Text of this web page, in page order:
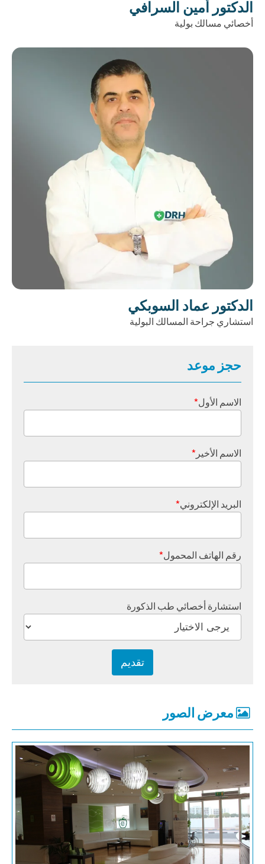
الدكتور أمين السرافي
أخصائي مسالك بولية
الدكتور عماد السوبكي
استشاري جراحة المسالك البولية
حجز موعد
الاسم الأول*
الاسم الأخير *
البريد الإلكتروني*
رقم الهاتف المحمول*
استشارة أخصائي طب الذكورة
معرض الصور